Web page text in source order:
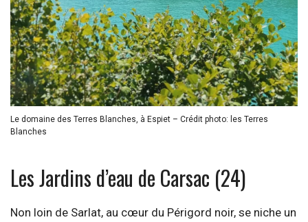
Le domaine des Terres Blanches, à Espiet – Crédit photo: les Terres
Blanches
Les Jardins d’eau de Carsac (24)
Non loin de Sarlat, au cœur du Périgord noir, se niche un